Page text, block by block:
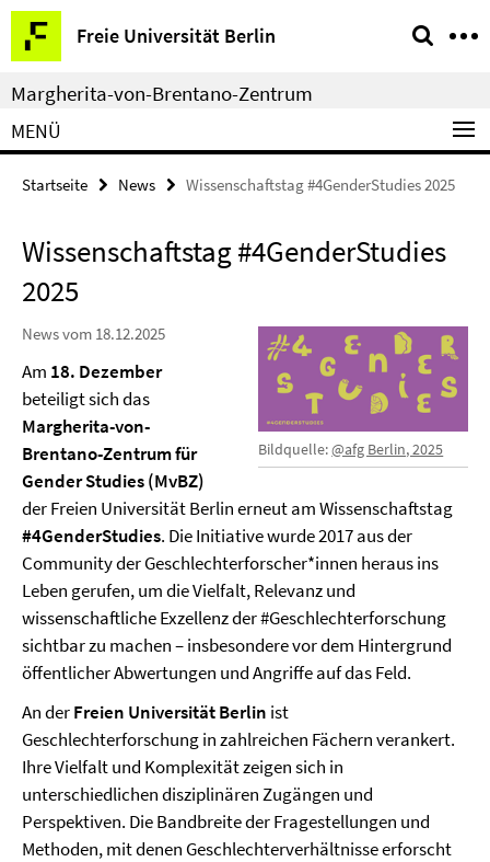
Springe
direkt
zu
Inhalt
Freie Universität Berlin
Service-
Navigation
Margherita-von-Brentano-Zentrum
MENÜ
Startseite News Wissenschaftstag #4GenderStudies 2025
Wissenschaftstag #4GenderStudies
2025
Bildquelle:@afg Berlin, 2025
News vom 18.12.2025
Am 18. Dezember
beteiligt sich das
Margherita-von-
Brentano-Zentrum für
Gender Studies (MvBZ)
der Freien Universität Berlin erneut am Wissenschaftstag
#4GenderStudies. Die Initiative wurde 2017 aus der
Community der Geschlechterforscher*innen heraus ins
Leben gerufen, um die Vielfalt, Relevanz und
wissenschaftliche Exzellenz der #Geschlechterforschung
sichtbar zu machen – insbesondere vor dem Hintergrund
öffentlicher Abwertungen und Angriffe auf das Feld.
An derFreien Universität Berlin ist
Geschlechterforschung in zahlreichen Fächern verankert.
Ihre Vielfalt und Komplexität zeigen sich in
unterschiedlichen disziplinären Zugängen und
Perspektiven. Die Bandbreite der Fragestellungen und
Methoden, mit denen Geschlechterverhältnisse erforscht